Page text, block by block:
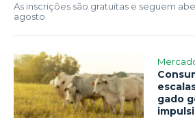
As inscrições são gratuitas e seguem
agosto
gado